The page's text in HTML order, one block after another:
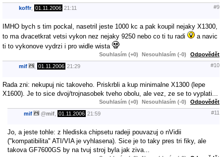
koffr, 01.11.2006 21:11 #9
IMHO bych s tim pockal, nasetril jeste 1000 kc a pak koupil nejaky X1300,
to ma dvacetkrat vetsi vykon nez nejaky 9250 nebo co ti tu radi
a navic
ti to vykonove vydrzi i pro widle wista
Souhlasím (+0) Nesouhlasím (-0) Odpovědět
mif 01.11.2006 21:29 #10
Rada zni: nekupuj nic takoveho. Priskrbli a kup minimalne X1300 (lepe
X1600). Je to sice dvoj/trojnasobek tveho obolu, ale vez, ze se to vyplati...
Souhlasím (+0) Nesouhlasím (-0) Odpovědět
mif @mif 01.11.2006 21:59 #11
Jo, a jeste tohle: z hlediska chipsetu radeji pouvazuj o nVidii
("kompatibilita" ATI/VIA je vyhlasena). Sice je to taky pres tri fiky, ale
takova GF7600GS by na tvuj stroj byla jak ziva...